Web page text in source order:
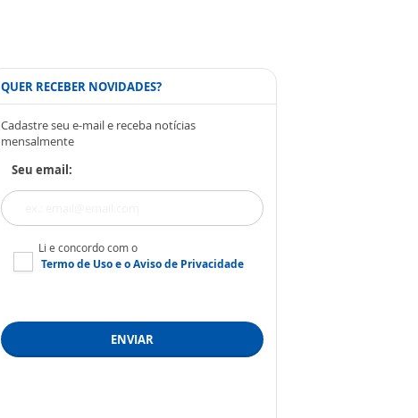
QUER RECEBER NOVIDADES?
Cadastre seu e-mail e receba notícias
mensalmente
Seu email:
Li e concordo com o
Termo de Usoe oAviso de Privacidade
ENVIAR